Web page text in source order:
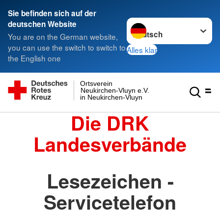
Sie befinden sich auf der
deutschen Website
You are on the German website,
you can use the switch to switch to
the English one
Sprache wechseln zu
Alles klar
in Neukirchen-Vluyn
Neukirchen-Vluyn e.V.
Ortsverein
Die DRK
Landesverbände
Lesezeichen -
Servicetelefon